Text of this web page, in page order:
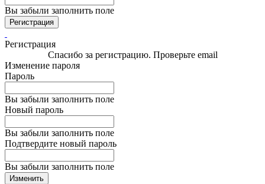
Вы забыли заполнить поле
Регистрация
Регистрация
Спасибо за регистрацию. Проверьте email
Изменение пароля
Пароль
Вы забыли заполнить поле
Новый пароль
Вы забыли заполнить поле
Подтвердите новый пароль
Вы забыли заполнить поле
Изменить